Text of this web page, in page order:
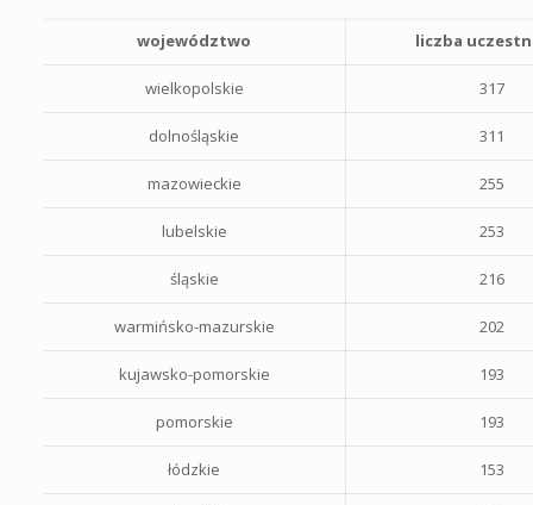
województwo liczba
wielkopolskie 317
dolnośląskie 311
mazowieckie 255
lubelskie 253
śląskie 216
warmińsko-mazurskie 202
kujawsko-pomorskie 193
pomorskie 193
łódzkie 153